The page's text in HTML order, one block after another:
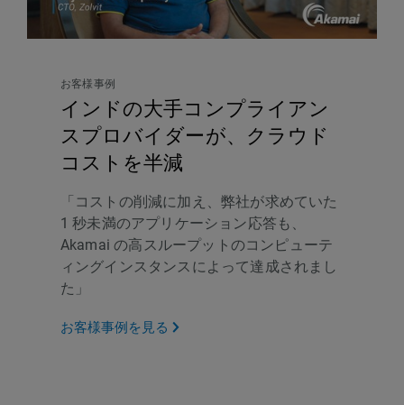
お客様事例
インドの大手コンプライアン
スプロバイダーが、クラウド
コストを半減
「コストの削減に加え、弊社が求めていた
1 秒未満のアプリケーション応答も、
Akamai の高スループットのコンピューテ
ィングインスタンスによって達成されまし
た」
お客様事例を見る